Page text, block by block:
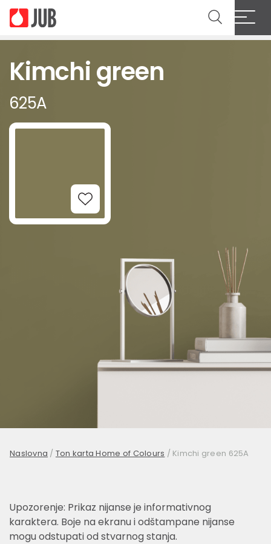
Kimchi green
625A
Add to Wishlist
Naslovna / Ton karta Home of Colours / Kimchi green 625A
Upozorenje: Prikaz nijanse je informativnog
karaktera. Boje na ekranu i odštampane nijanse
mogu odstupati od stvarnog stanja.